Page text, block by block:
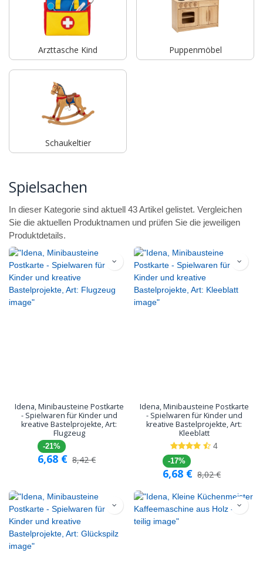
Arzttasche Kind Puppenmöbel
Schaukeltier
Spielsachen
In dieser Kategorie sind aktuell 43 Artikel gelistet. Vergleichen
Sie die aktuellen Produktnamen und prüfen Sie die jeweiligen
Produktdetails.
Idena, Minibausteine Postkarte
- Spielwaren für Kinder und
kreative Bastelprojekte, Art:
Flugzeug
-21%
6,68 € 8,42€
Idena, Minibausteine Postkarte
- Spielwaren für Kinder und
kreative Bastelprojekte, Art:
Kleeblatt
4
-17%
6,68 € 8,02€